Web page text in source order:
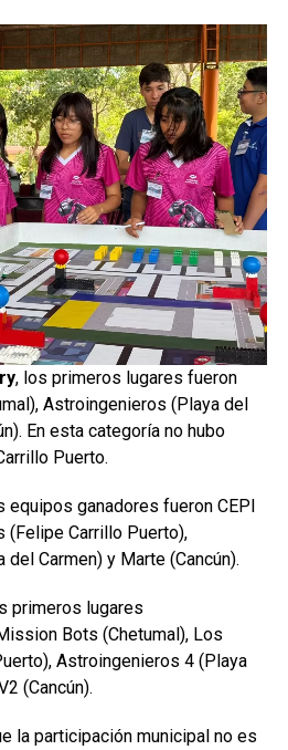
, los primeros lugares fueron
Astroingenieros (Playa del
En esta categoría no hubo
Puerto.
equipos ganadores fueron CEPI
(Felipe Carrillo Puerto),
Carmen) y Marte (Cancún).
primeros lugares
Bots (Chetumal), Los
Astroingenieros 4 (Playa
(Cancún).
la participación municipal no es